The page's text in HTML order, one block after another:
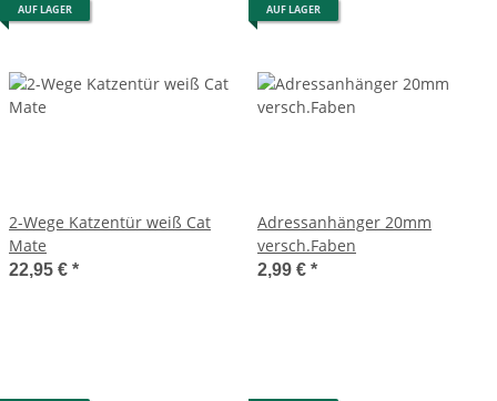
AUF LAGER
2-Wege Katzentür weiß Cat
Mate
22,95 € *
AUF LAGER
Adressanhänger 20mm
versch.Faben
2,99 € *